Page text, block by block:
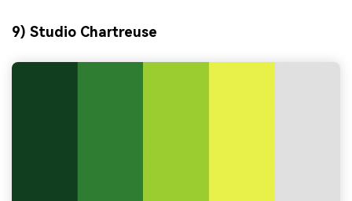
9) Studio Chartreuse